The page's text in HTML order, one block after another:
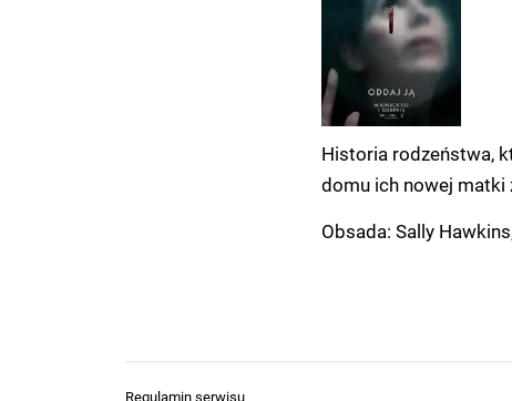
Historia rodzeństwa,
domu ich nowej
Obsada: Sally
Regulamin serwisu